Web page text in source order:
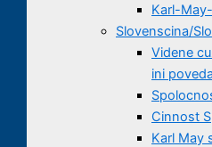
Karl-
Slovenscina/
Videne
ini
Cinnost
Karl May